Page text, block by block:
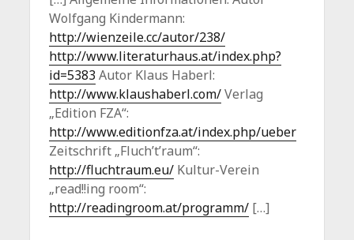
Wolfgang Kindermann:
http://wienzeile.cc/autor/238/
http://www.literaturhaus.at/index.php?
id=5383 Autor Klaus Haberl:
http://www.klaushaberl.com/Verlag
„Edition FZA“:
http://www.editionfza.at/index.php/ueber
Zeitschrift „Fluch’t’raum“:
http://fluchtraum.eu/ Kultur-Verein
„read!!ing room“:
http://readingroom.at/programm/ […]